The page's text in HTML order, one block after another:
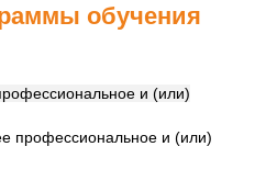
обучения
и (или)
профессиональное и (или)